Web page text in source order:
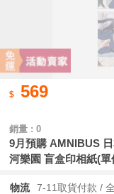
569
銷量 : 0
9月預購 AMNIBUS
河樂園 盲盒印相紙(
物流